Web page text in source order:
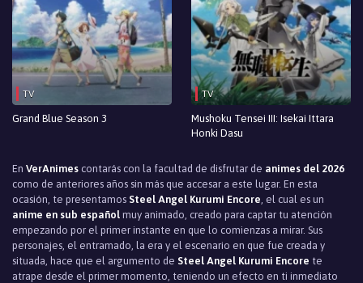
TV
Grand Blue Season 3
TV
Mushoku Tensei III: Isekai Ittara
Honki Dasu
En VerAnimes contarás con la facultad de disfrutar de animes del 2026
como de anteriores años sin más que accesar a este lugar. En esta
ocasión, te presentamos Steel Angel Kurumi Encore , el cual es un
anime en sub español muy animado, creado para captar tu atención
empezando por el primer instante en que lo comienzas a mirar. Sus
personajes, el entramado, la era y el escenario en que fue creada y
situada, hace que el argumento de Steel Angel Kurumi Encore te
atrape desde el primer momento, teniendo un efecto en ti inmediato